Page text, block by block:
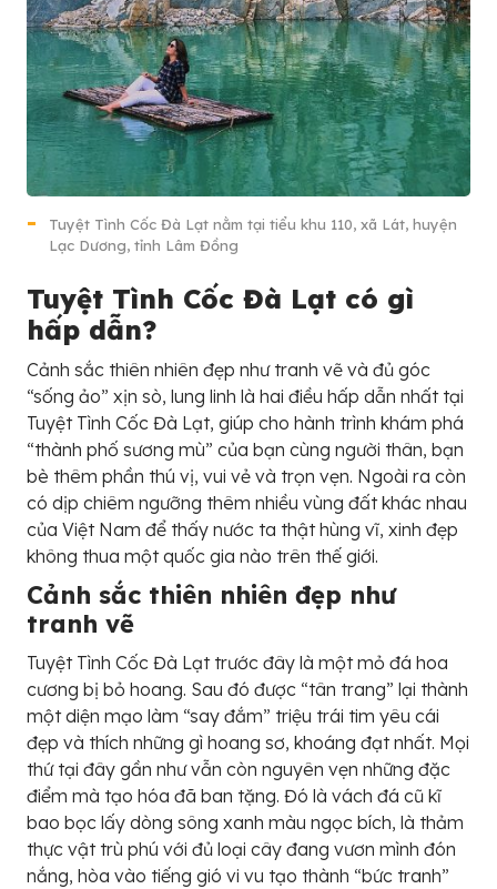
Tuyệt Tình Cốc Đà Lạt nằm tại tiểu khu 110, xã Lát, huyện
Lạc Dương, tỉnh Lâm Đồng
Tuyệt Tình Cốc Đà Lạt có gì
hấp dẫn?
Cảnh sắc thiên nhiên đẹp như tranh vẽ và đủ góc
“sống ảo” xịn sò, lung linh là hai điều hấp dẫn nhất tại
Tuyệt Tình Cốc Đà Lạt, giúp cho hành trình khám phá
“thành phố sương mù” của bạn cùng người thân, bạn
bè thêm phần thú vị, vui vẻ và trọn vẹn. Ngoài ra còn
có dịp chiêm ngưỡng thêm nhiều vùng đất khác nhau
của Việt Nam để thấy nước ta thật hùng vĩ, xinh đẹp
không thua một quốc gia nào trên thế giới.
Cảnh sắc thiên nhiên đẹp như
tranh vẽ
Tuyệt Tình Cốc Đà Lạt trước đây là một mỏ đá hoa
cương bị bỏ hoang. Sau đó được “tân trang” lại thành
một diện mạo làm “say đắm” triệu trái tim yêu cái
đẹp và thích những gì hoang sơ, khoáng đạt nhất. Mọi
thứ tại đây gần như vẫn còn nguyên vẹn những đặc
điểm mà tạo hóa đã ban tặng. Đó là vách đá cũ kĩ
bao bọc lấy dòng sông xanh màu ngọc bích, là thảm
thực vật trù phú với đủ loại cây đang vươn mình đón
nắng, hòa vào tiếng gió vi vu tạo thành “bức tranh”